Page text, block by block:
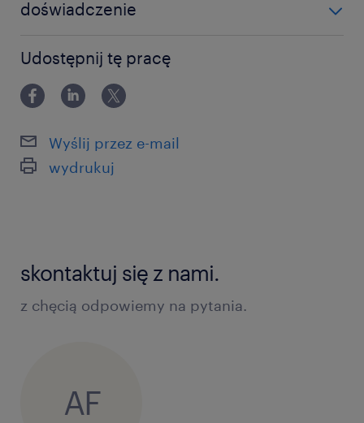
doświadczenie
Udostępnij tę pracę
Wyślij przez e-mail
wydrukuj
skontaktuj się z nami.
z chęcią odpowiemy na pytania.
AF